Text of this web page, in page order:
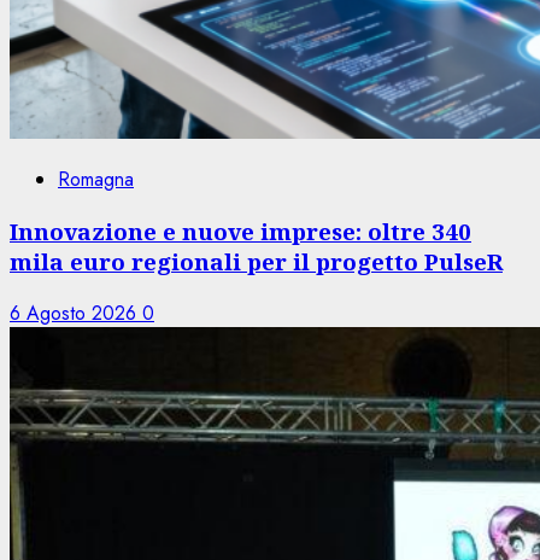
Romagna
Innovazione e nuove imprese: oltre 340
mila euro regionali per il progetto PulseR
6 Agosto 2026 0